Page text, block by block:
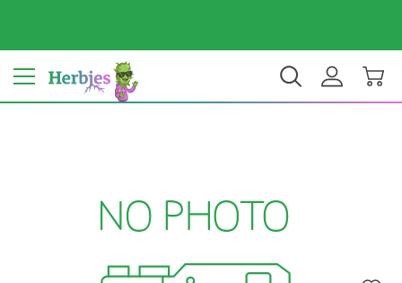
Tu país: Estados Unidos $ USD ES